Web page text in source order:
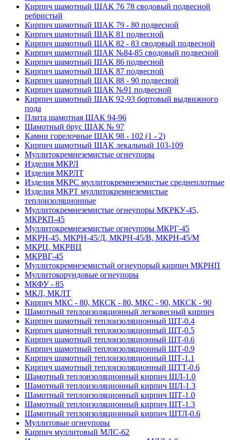
Кирпич шамотный ШАК 76 78 сводовый подвесной
ребристый
Кирпич шамотный ШАК 79 - 80 подвесной
Кирпич шамотный ШАК 81 подвесной
Кирпич шамотный ШАК 82 - 83 сводовый подвесной
Кирпич шамотный ШАК №84-85 сводовый подвесной
Кирпич шамотный ШАК 86 подвесной
Кирпич шамотный ШАК 87 подвесной
Кирпич шамотный ШАК 88 - 90 подвесной
Кирпич шамотный ШАК №91 подвесной
Кирпич шамотный ШАК 92-93 бортовый выдвижного
пода
Плита шамотная ШАК 94-96
Шамотный брус ШАК № 97
Камни горелочные ШАК 98 - 102 (1 - 2)
Кирпич шамотный ШАК лекальный 103-109
Муллито­­кремнеземистые огнеупоры
Изделия МКРЛ
Изделия МКРЛТ
Изделия МКРС муллитокремнеземистые среднеплотные
Изделия МКРТ муллитокремнеземистые
теплоизоляционные
Муллитокремнеземистые огнеупоры МКРКУ-45,
МКРКП-45
Муллитокремнеземистые огнеупоры МКРГ-45
МКРН-45, МКРН-45/Д, МКРН-45/В, МКРН-45/М
МКРЦ, МКРВЦ
МКРВГ-45
Муллитокремнеземистый огнеупорый кирпич МКРНП
Муллито­корундовые огнеупоры
МКФУ - 85
МКЛ, МКЛТ
Кирпич МКС - 80, МКСК - 80, МКС - 90, МКСК - 90
Шамотный тепло­изоляционный легковесный кирпич
Кирпич шамотный теплоизоляционный ШТ-0.4
Кирпич шамотный теплоизоляционный ШТ-0.5
Кирпич шамотный теплоизоляционный ШТ-0.6
Кирпич шамотный теплоизоляционный ШТ-0.9
Кирпич шамотный теплоизоляционный ШТ-1.1
Кирпич шамотный теплоизоляционный ШТТ-0.6
Шамотный теплоизоляционный кирпич ШЛ-1.0
Шамотный теплоизоляционный кирпич ШЛ-1.3
Шамотный теплоизоляционный кирпич ШТ-1.0
Шамотный теплоизоляционный кирпич ШТ-1.3
Шамотный теплоизоляционный кирпич ШТЛ-0.6
Муллитовые огнеупоры
Кирпич муллитовый МЛС-62